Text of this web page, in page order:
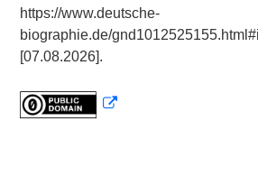
https://www.deutsche-
biographie.de/
[07.08.2026].